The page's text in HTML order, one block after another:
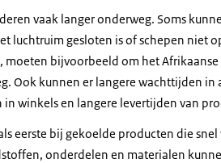
vaak langer onderweg. Soms
luchtruim gesloten is of schepen niet
moeten bijvoorbeeld om het
Ook kunnen er langere wachttijden
in winkels en langere levertijden van
eerste bij gekoelde producten die
onderdelen en materialen